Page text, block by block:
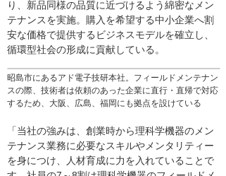
昭島市にあるアド電子技研本社。フィールドメンテナン
スの際、技術者は依頼のあった企業に直行・直帰で対応
するため、大阪、広島、福岡にも拠点を設けている
り、新品同様の品質に近づけるよう綿密なメン
テナンスを実施。購入を希望する中小企業へ割
安な価格で提供するビジネスモデルを確立し、
循環型社会の形成に貢献している。
「当社の強みは、創業時から理科学機器のメン
テナンス業務に必要なスキルやメンタリティー
を身につけ、人材育成に力を入れていることで